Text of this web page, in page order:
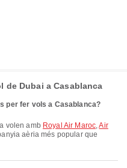
de Dubai a Casablanca
per fer vols a Casablanca?
volen amb Royal Air Maroc,Air
aèria més popular que